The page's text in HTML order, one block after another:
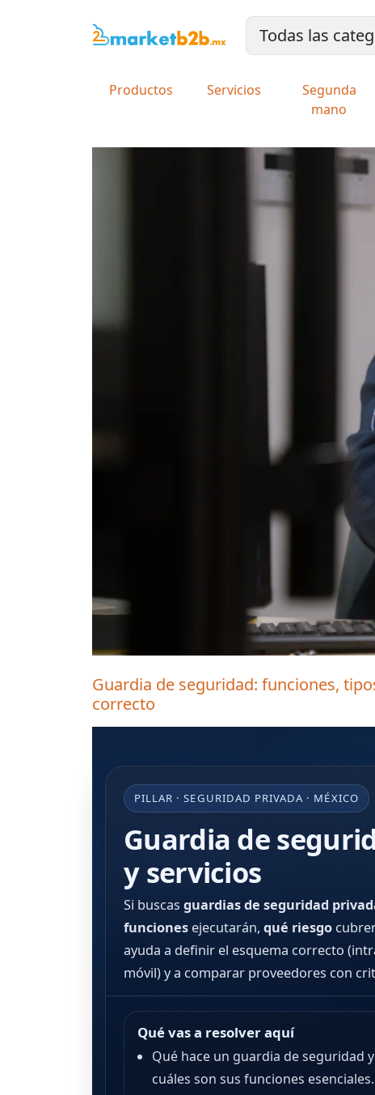
Productos Servicios
Segunda
mano
Guardia de seguridad: funciones,
correcto
PILLAR · SEGURIDAD PRIVADA · MÉXICO
Guardia de
y servicios
Si buscas guardias de seguridad
funciones ejecutarán, qué riesgo
ayuda a definir el esquema correcto
móvil) y a comparar proveedores con
Qué vas a resolver aquí
Qué hace un guardia de seguridad y
cuáles son sus funciones esenciales.